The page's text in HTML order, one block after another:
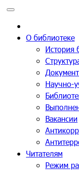
содержимому
О библиотеке
История
Научно-
Вакансии
Читателям
Режим